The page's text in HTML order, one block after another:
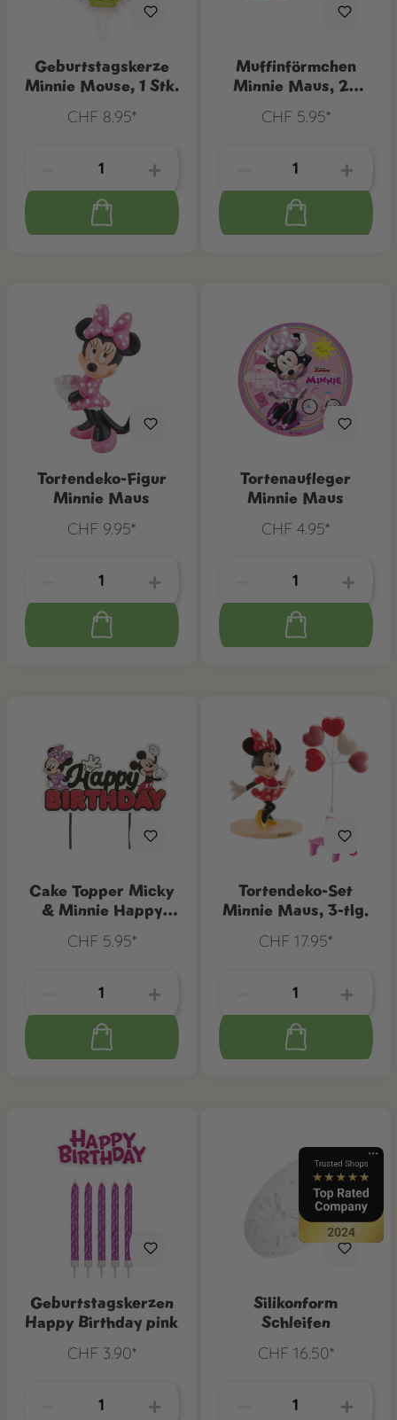
Geburtstagskerze
Minnie Mouse, 1 Stk.
CHF 8.95*
Muffinförmchen
Minnie Maus, 25
CHF 5.95*
Tortendeko-Figur
Minnie Maus
CHF 9.95*
Tortenaufleger
Minnie Maus
CHF 4.95*
Cake Topper Micky
& Minnie Happy
CHF 5.95*
Tortendeko-Set
Minnie Maus, 3-tlg.
CHF 17.95*
Geburtstagskerzen
Happy Birthday pink
CHF 3.90*
Silikonform
Schleifen
CHF 16.50*